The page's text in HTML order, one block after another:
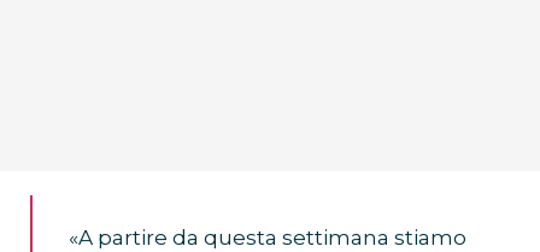
«A partire da questa settimana stiamo